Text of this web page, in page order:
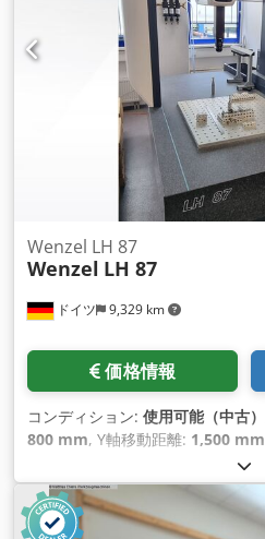
ドイツ 9,329 km
Wenzel LH 87
Wenzel LH 87
価格情報
コンディション: 使用可能（中古）
800 mm, Y軸移動距離: 1,500 mm